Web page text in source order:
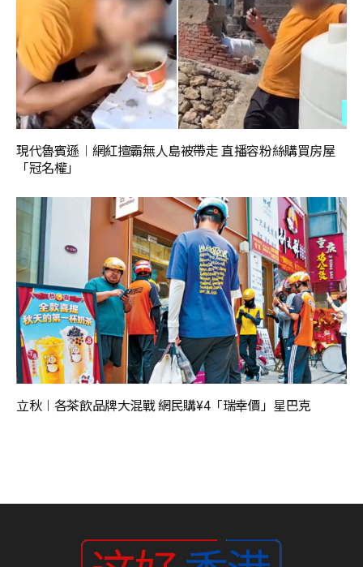
現代魯賓遜︱網紅擅霸無人島被帶走 直播容粉絲購買房屋
「冠名權」
立秋︱各茶飲品牌大混戰 網民購¥4「瑞幸價」星巴克